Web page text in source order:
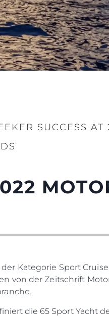
SUCCESS
Kategorie Sport
von der Zeitschrift
die 65 Sport Yacht